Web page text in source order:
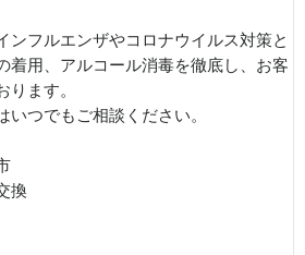
ンフルエンザやコロナウイルス対策と
着用、アルコール消毒を徹底し、お客
ります。
いつでもご相談ください。
換